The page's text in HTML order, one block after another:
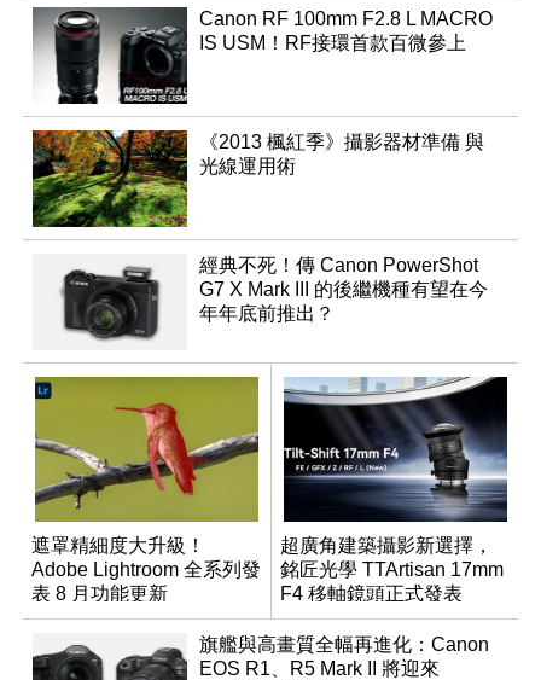
Canon RF 100mm F2.8 L MACRO
IS USM！RF接環首款百微參上
《2013 楓紅季》攝影器材準備 與
光線運用術
經典不死！傳 Canon PowerShot
G7 X Mark III 的後繼機種有望在今
年年底前推出？
遮罩精細度大升級！
Adobe Lightroom 全系列發
表 8 月功能更新
超廣角建築攝影新選擇，
銘匠光學 TTArtisan 17mm
F4 移軸鏡頭正式發表
旗艦與高畫質全幅再進化：Canon
EOS R1、R5 Mark II 將迎來